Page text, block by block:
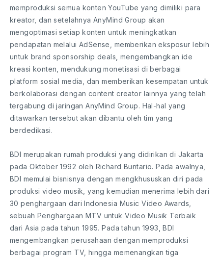
memproduksi semua konten YouTube yang dimiliki para
kreator, dan setelahnya AnyMind Group akan
mengoptimasi setiap konten untuk meningkatkan
pendapatan melalui AdSense, memberikan eksposur lebih
untuk brand sponsorship deals, mengembangkan ide
kreasi konten, mendukung monetisasi di berbagai
platform sosial media, dan memberikan kesempatan untuk
berkolaborasi dengan content creator lainnya yang telah
tergabung di jaringan AnyMind Group. Hal-hal yang
ditawarkan tersebut akan dibantu oleh tim yang
berdedikasi.
BDI merupakan rumah produksi yang didirikan di Jakarta
pada Oktober 1992 oleh Richard Buntario. Pada awalnya,
BDI memulai bisnisnya dengan mengkhususkan diri pada
produksi video musik, yang kemudian menerima lebih dari
30 penghargaan dari Indonesia Music Video Awards,
sebuah Penghargaan MTV untuk Video Musik Terbaik
dari Asia pada tahun 1995. Pada tahun 1993, BDI
mengembangkan perusahaan dengan memproduksi
berbagai program TV, hingga memenangkan tiga